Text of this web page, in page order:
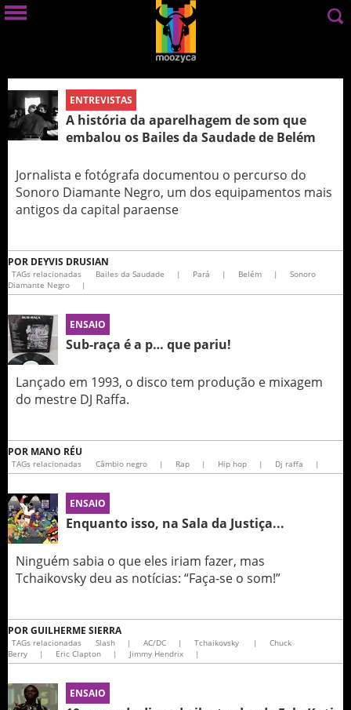
ENTREVISTAS
A história da aparelhagem de som que
embalou os Bailes da Saudade de Belém
Jornalista e fotógrafa documentou o percurso do
Sonoro Diamante Negro, um dos equipamentos mais
antigos da capital paraense
POR DEYVIS DRUSIAN
TAGs relacionadas Bailes da Saudade | Pará | Belém |
Sonoro
Diamante Negro
|
ENSAIO
Sub-raça é a p… que pariu!
Lançado em 1993, o disco tem produção e mixagem
do mestre DJ Raffa.
POR MANO RÉU
TAGs relacionadas Câmbio negro | Rap | Hip hop | Dj raffa |
ENSAIO
Enquanto isso, na Sala da Justiça...
Ninguém sabia o que eles iriam fazer, mas
Tchaikovsky deu as notícias: “Faça-se o som!”
PORGUILHERME SIERRA
TAGs relacionadas Slash | AC/DC | Tchaikovsky |
Chuck
Berry
| Eric Clapton | Jimmy Hendrix |
ENSAIO